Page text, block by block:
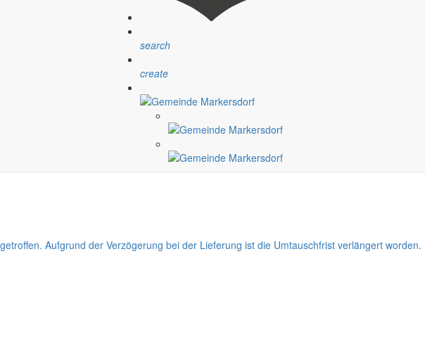
search
create
Tagebau Berzdorf« geändert
"BS 03 – ehemalige Tagesanlagen Tagebau Berzdorf" am Berzdorfer See.
Hier die redaktionelle Wiedergabe der Bekanntmachung.
Aufgrund der Verzögerung bei der Lieferung ist die Umtauschfrist verlängert worden.